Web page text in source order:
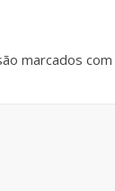
marcados com